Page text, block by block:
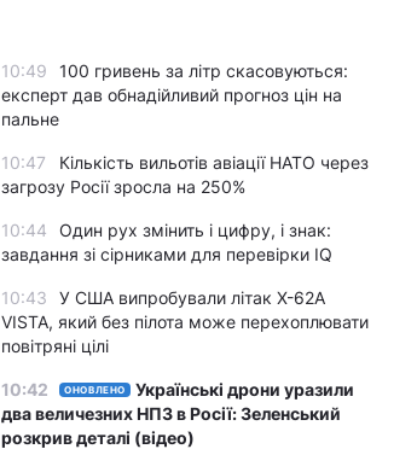
10:49
100 гривень за літр скасовуються:
експерт дав обнадійливий прогноз цін на
пальне
10:47
Кількість вильотів авіації НАТО через
загрозу Росії зросла на 250%
10:44
Один рух змінить і цифру, і знак:
завдання зі сірниками для перевірки IQ
10:43
У США випробували літак X-62A
VISTA, який без пілота може перехоплювати
повітряні цілі
10:42 ОНОВЛЕНО
Українські дрони уразили
два величезних НПЗ в Росії: Зеленський
розкрив деталі (відео)